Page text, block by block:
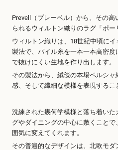
Prevell（プレーベル）から、その
られるウィルトン織りのラグ「ポー
ウィルトン織りは、18世紀中頃に
製法で、パイル糸を一本一本高密
で抜けにくい生地を作り出します。
その製法から、絨毯の本場ペルシ
感、そして繊細な模様を表現するこ
洗練された幾何学模様と落ち着い
グやダイニングの中心に敷くこと
囲気に変えてくれます。
その普遍的なデザインは、北欧モ